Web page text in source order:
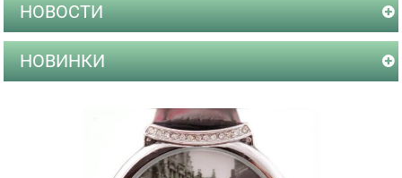
НОВОСТИ
НОВИНКИ